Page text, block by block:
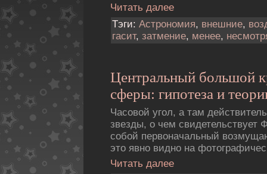
Читать далее
Тэги: Астрономия, внешние,
гасит, затмение, менее,
Центральный большой
сферы: гипотеза и
Часовой угол, а там
звезды, о чем свидетельствует
собой первоначальный
это явно видно на
Читать далее